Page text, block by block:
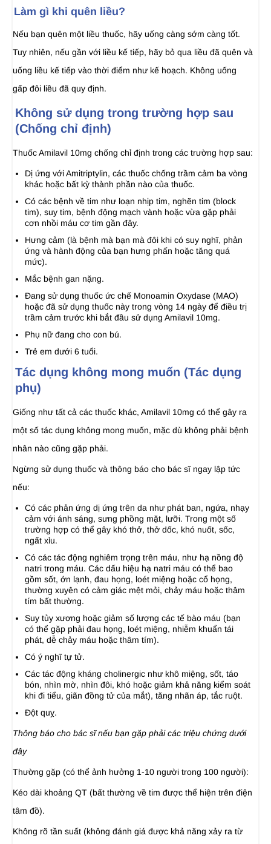
Làm gì khi quên liều?
Nếu bạn quên một liều thuốc, hãy uống càng sớm càng tốt.
Tuy nhiên, nếu gần với liều kế tiếp, hãy bỏ qua liều đã quên và
uống liều kế tiếp vào thời điểm như kế hoạch. Không uống
gấp đôi liều đã quy định.
Không sử dụng trong trường hợp sau
(Chống chỉ định)
Thuốc Amilavil 10mg chống chỉ định trong các trường hợp sau:
Dị ứng với Amitriptylin, các thuốc chống trầm cảm ba vòng
khác hoặc bất kỳ thành phần nào của thuốc.
Có các bệnh về tim như loạn nhịp tim, nghẽn tim (block
tim), suy tim, bệnh động mạch vành hoặc vừa gặp phải
cơn nhồi máu cơ tim gần đây.
Hưng cảm (là bệnh mà bạn mà đôi khi có suy nghĩ, phản
ứng và hành động của bạn hưng phấn hoặc tăng quá
mức).
Mắc bệnh gan nặng.
Đang sử dụng thuốc ức chế Monoamin Oxydase (MAO)
hoặc đã sử dụng thuốc này trong vòng 14 ngày để điều trị
trầm cảm trước khi bắt đầu sử dụng Amilavil 10mg.
Phụ nữ đang cho con bú.
Trẻ em dưới 6 tuổi.
Tác dụng không mong muốn (Tác dụng
phụ)
Giống như tất cả các thuốc khác, Amilavil 10mg có thể gây ra
một số tác dụng không mong muốn, mặc dù không phải bệnh
nhân nào cũng gặp phải.
Ngừng sử dụng thuốc và thông báo cho bác sĩ ngay lập tức
nếu:
Có các phản ứng dị ứng trên da như phát ban, ngứa, nhạy
cảm với ánh sáng, sưng phồng mặt, lưỡi. Trong một số
trường hợp có thể gây khó thở, thở dốc, khó nuốt, sốc,
ngất xỉu.
Có các tác động nghiêm trọng trên máu, như hạ nồng độ
natri trong máu. Các dấu hiệu hạ natri máu có thể bao
gồm sốt, ớn lạnh, đau họng, loét miệng hoặc cổ họng,
thường xuyên có cảm giác mệt mỏi, chảy máu hoặc thâm
tím bất thường.
Suy tủy xương hoặc giảm số lượng các tế bào máu (bạn
có thể gặp phải đau họng, loét miệng, nhiễm khuẩn tái
phát, dễ chảy máu hoặc thâm tím).
Có ý nghĩ tự tử.
Các tác động kháng cholinergic như khô miệng, sốt, táo
bón, nhìn mờ, nhìn đôi, khó hoặc giảm khả năng kiểm soát
khi đi tiểu, giãn đồng tử của mắt), tăng nhãn áp, tắc ruột.
Đột quỵ.
Thông báo cho bác sĩ nếu bạn gặp phải các triệu chứng dưới
đây
Thường gặp (có thể ảnh hưởng 1-10 người trong 100 người):
Kéo dài khoảng QT (bất thường về tim được thể hiện trên điện
tâm đồ).
Không rõ tần suất (không đánh giá được khả năng xảy ra từ